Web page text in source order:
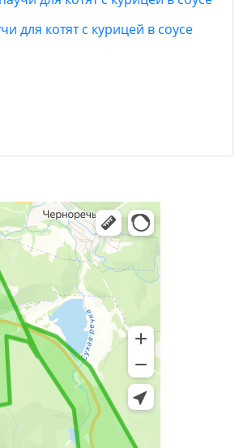
для котят с курицей в соусе